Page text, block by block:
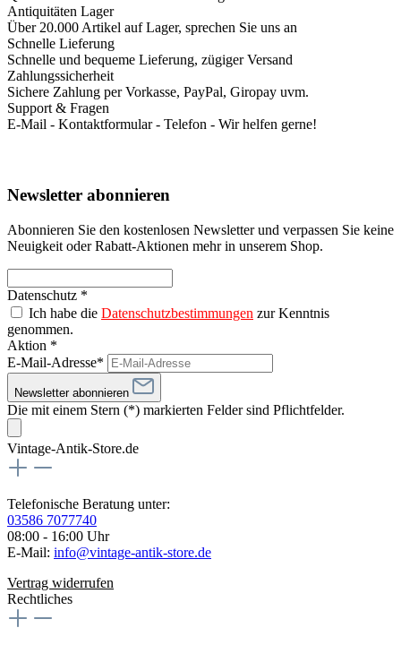
Antiquitäten Lager
Über 20.000 Artikel auf Lager, sprechen Sie uns an
Schnelle Lieferung
Schnelle und bequeme Lieferung, zügiger Versand
Zahlungssicherheit
Sichere Zahlung per Vorkasse, PayPal, Giropay uvm.
Support & Fragen
E-Mail - Kontaktformular - Telefon - Wir helfen gerne!
Newsletter abonnieren
Abonnieren Sie den kostenlosen Newsletter und verpassen Sie keine
Neuigkeit oder Rabatt-Aktionen mehr in unserem Shop.
Datenschutz *
Ich habe die Datenschutzbestimmungen zur Kenntnis
genommen.
Aktion *
E-Mail-Adresse*
Newsletter abonnieren
Die mit einem Stern (*) markierten Felder sind Pflichtfelder.
Vintage-Antik-Store.de
Telefonische Beratung unter:
03586 7077740
08:00 - 16:00 Uhr
E-Mail: info@vintage-antik-store.de
Vertrag widerrufen
Rechtliches